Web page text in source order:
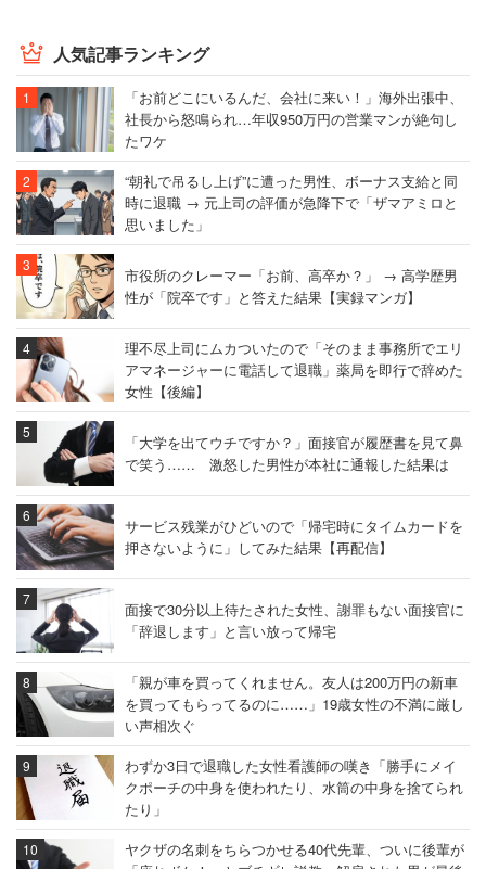
人気記事ランキング
「お前どこにいるんだ、会社に来い！」海外出張中、
社長から怒鳴られ…年収950万円の営業マンが絶句し
たワケ
“朝礼で吊るし上げ”に遭った男性、ボーナス支給と同
時に退職 → 元上司の評価が急降下で「ザマアミロと
思いました」
市役所のクレーマー「お前、高卒か？」 → 高学歴男
性が「院卒です」と答えた結果【実録マンガ】
理不尽上司にムカついたので「そのまま事務所でエリ
アマネージャーに電話して退職」薬局を即行で辞めた
女性【後編】
「大学を出てウチですか？」面接官が履歴書を見て鼻
で笑う…… 激怒した男性が本社に通報した結果は
サービス残業がひどいので「帰宅時にタイムカードを
押さないように」してみた結果【再配信】
面接で30分以上待たされた女性、謝罪もない面接官に
「辞退します」と言い放って帰宅
「親が車を買ってくれません。友人は200万円の新車
を買ってもらってるのに……」19歳女性の不満に厳し
い声相次ぐ
わずか3日で退職した女性看護師の嘆き「勝手にメイ
クポーチの中身を使われたり、水筒の中身を捨てられ
たり」
ヤクザの名刺をちらつかせる40代先輩、ついに後輩が